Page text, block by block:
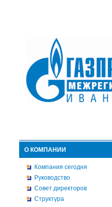
О КОМПАНИИ
Компания сегодня
Руководство
Совет директоров
Структура